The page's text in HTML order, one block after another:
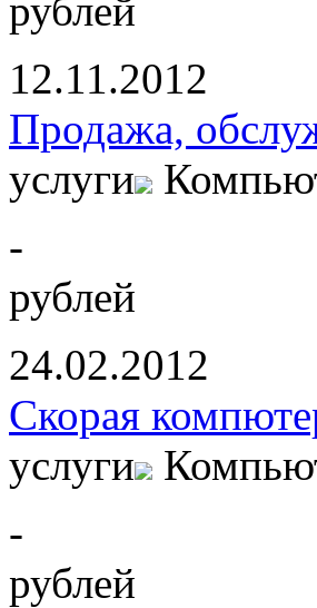
рублей
12.11.2012
Продажа,
услуги
-
рублей
24.02.2012
Скорая
услуги
-
рублей